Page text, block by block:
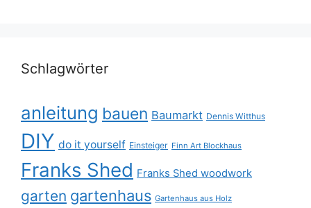
Schlagwörter
anleitung bauen Baumarkt Dennis Witthus
DIY do it yourself Einsteiger Finn Art Blockhaus
Franks Shed Franks Shed woodwork
garten gartenhaus Gartenhaus aus Holz